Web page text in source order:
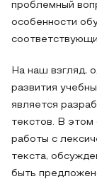
проблемный
особенности
На наш взгляд,
развития
является
текстов. В этом
работы с
текста,
быть